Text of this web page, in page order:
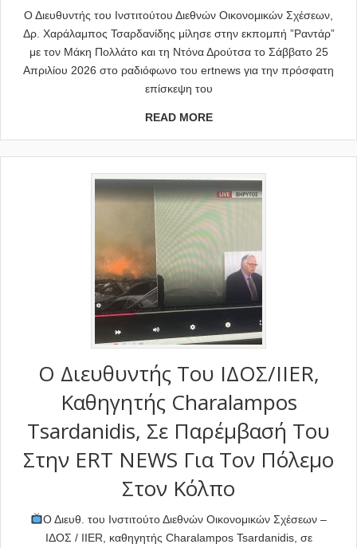
Ο Διευθυντής του Ινστιτούτου Διεθνών Οικονομικών Σχέσεων,
Δρ. Χαράλαμπος Τσαρδανίδης μίλησε στην εκπομπή ”Ραντάρ”
με τον Μάκη Πολλάτο και τη Ντόνα Δρούτσα το Σάββατο 25
Απριλίου 2026 στο ραδιόφωνο του ertnews για την πρόσφατη
επίσκεψη του
READ MORE
Ο Διευθυντής Του ΙΔΟΣ/IIER,
Καθηγητής Charalampos
Tsardanidis, Σε Παρέμβασή Του
Στην ERT NEWS Για Τον Πόλεμο
Στον Κόλπο
Ο Διευθ. του Ινστιτούτο Διεθνών Οικονομικών Σχέσεων –
ΙΔΟΣ / IIER, καθηγητής Charalampos Tsardanidis, σε